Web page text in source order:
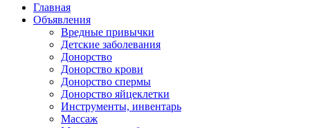
Главная
Объявления
Вредные привычки
Детские заболевания
Донорство
Донорство крови
Донорство спермы
Донорство яйцеклетки
Инструменты, инвентарь
Массаж